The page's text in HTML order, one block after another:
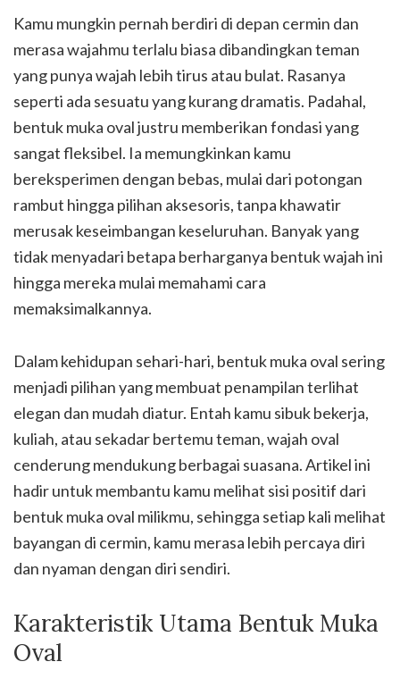
Kamu mungkin pernah berdiri di depan cermin dan
merasa wajahmu terlalu biasa dibandingkan teman
yang punya wajah lebih tirus atau bulat. Rasanya
seperti ada sesuatu yang kurang dramatis. Padahal,
bentuk muka oval justru memberikan fondasi yang
sangat fleksibel. Ia memungkinkan kamu
bereksperimen dengan bebas, mulai dari potongan
rambut hingga pilihan aksesoris, tanpa khawatir
merusak keseimbangan keseluruhan. Banyak yang
tidak menyadari betapa berharganya bentuk wajah ini
hingga mereka mulai memahami cara
memaksimalkannya.
Dalam kehidupan sehari-hari, bentuk muka oval sering
menjadi pilihan yang membuat penampilan terlihat
elegan dan mudah diatur. Entah kamu sibuk bekerja,
kuliah, atau sekadar bertemu teman, wajah oval
cenderung mendukung berbagai suasana. Artikel ini
hadir untuk membantu kamu melihat sisi positif dari
bentuk muka oval milikmu, sehingga setiap kali melihat
bayangan di cermin, kamu merasa lebih percaya diri
dan nyaman dengan diri sendiri.
Karakteristik Utama Bentuk Muka
Oval